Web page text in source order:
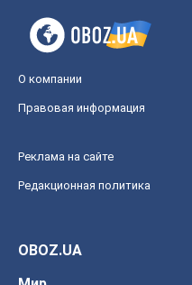
О компании
Правовая информация
Реклама на сайте
Редакционная политика
OBOZ.UA